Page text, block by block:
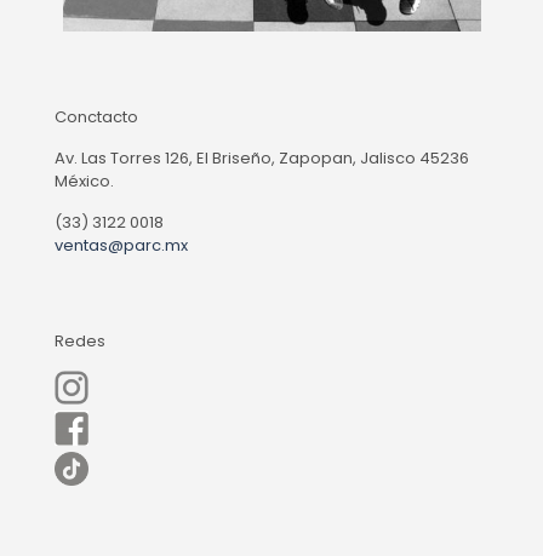
Conctacto
Av. Las Torres 126, El Briseño, Zapopan, Jalisco 45236
México.
(33) 3122 0018
ventas@parc.mx
Redes